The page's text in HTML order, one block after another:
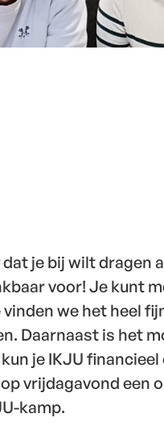
je bij wilt dragen
voor! Je kunt
we het heel
Daarnaast is het
je IKJU
vrijdagavond een
kamp.